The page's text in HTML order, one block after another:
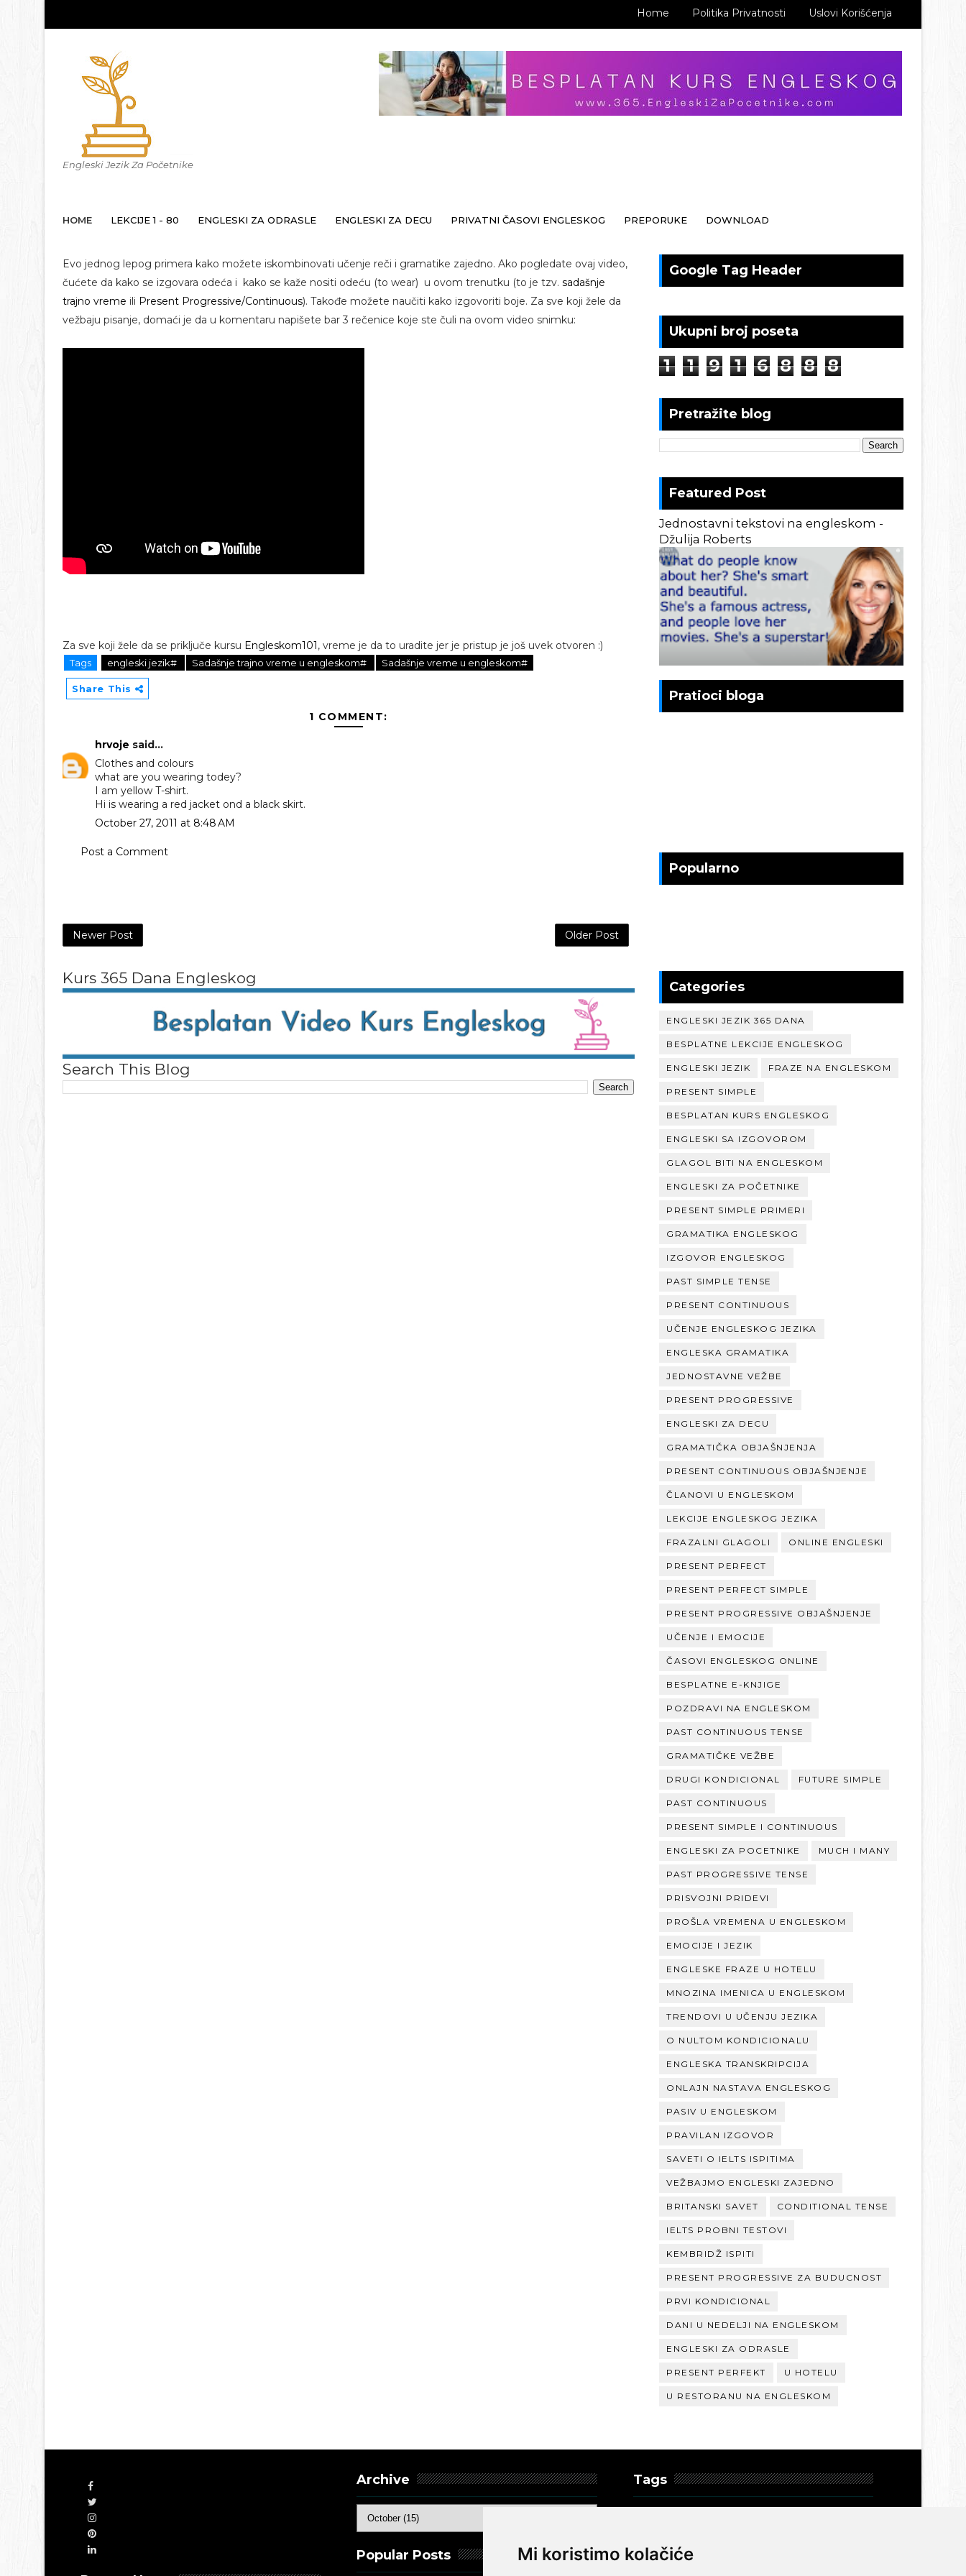
Mi koristimo kolačiće
Home Politika Privatnosti Uslovi Korišćenja
Engleski Jezik Za Početnike
HOME LEKCIJE 1 - 80 ENGLESKI ZA ODRASLE ENGLESKI ZA DECU PRIVATNI ČASOVI ENGLESKOG PREPORUKE DOWNLOAD
Evo jednog lepog primera kako možete iskombinovati učenje reči i gramatike zajedno. Ako pogledate ovaj video,
čućete da kako se izgovara odeća i kako se kaže nositi odeću (to wear) u ovom trenutku (to je tzv. sadašnje
trajno vreme ili Present Progressive/Continuous). Takođe možete naučiti kako izgovoriti boje. Za sve koji žele da
vežbaju pisanje, domaći je da u komentaru napišete bar 3 rečenice koje ste čuli na ovom video snimku:
Za sve koji žele da se priključe kursu Engleskom101, vreme je da to uradite jer je pristup je još uvek otvoren :)
Tags engleski jezik# Sadašnje trajno vreme u engleskom# Sadašnje vreme u engleskom#
Share This
1 COMMENT:
hrvoje said...
Clothes and colours
what are you wearing todey?
I am yellow T-shirt.
Hi is wearing a red jacket ond a black skirt.
October 27, 2011 at 8:48 AM
Post a Comment
Newer Post Older Post
Kurs 365 Dana Engleskog
Search This Blog
Google Tag Header
Ukupni broj poseta
1 1 9 1 6 8 8 8
Pretražite blog
Featured Post
Jednostavni tekstovi na engleskom -
Džulija Roberts
Pratioci bloga
Popularno
Categories
ENGLESKI JEZIK 365 DANA
BESPLATNE LEKCIJE ENGLESKOG
ENGLESKI JEZIK FRAZE NA ENGLESKOM
PRESENT SIMPLE
BESPLATAN KURS ENGLESKOG
ENGLESKI SA IZGOVOROM
GLAGOL BITI NA ENGLESKOM
ENGLESKI ZA POČETNIKE
PRESENT SIMPLE PRIMERI
GRAMATIKA ENGLESKOG
IZGOVOR ENGLESKOG
PAST SIMPLE TENSE
PRESENT CONTINUOUS
UČENJE ENGLESKOG JEZIKA
ENGLESKA GRAMATIKA
JEDNOSTAVNE VEŽBE
PRESENT PROGRESSIVE
ENGLESKI ZA DECU
GRAMATIČKA OBJAŠNJENJA
PRESENT CONTINUOUS OBJAŠNJENJE
ČLANOVI U ENGLESKOM
LEKCIJE ENGLESKOG JEZIKA
FRAZALNI GLAGOLI ONLINE ENGLESKI
PRESENT PERFECT
PRESENT PERFECT SIMPLE
PRESENT PROGRESSIVE OBJAŠNJENJE
UČENJE I EMOCIJE
ČASOVI ENGLESKOG ONLINE
BESPLATNE E-KNJIGE
POZDRAVI NA ENGLESKOM
PAST CONTINUOUS TENSE
GRAMATIČKE VEŽBE
DRUGI KONDICIONAL FUTURE SIMPLE
PAST CONTINUOUS
PRESENT SIMPLE I CONTINUOUS
ENGLESKI ZA POCETNIKE MUCH I MANY
PAST PROGRESSIVE TENSE
PRISVOJNI PRIDEVI
PROŠLA VREMENA U ENGLESKOM
EMOCIJE I JEZIK
ENGLESKE FRAZE U HOTELU
MNOZINA IMENICA U ENGLESKOM
TRENDOVI U UČENJU JEZIKA
O NULTOM KONDICIONALU
ENGLESKA TRANSKRIPCIJA
ONLAJN NASTAVA ENGLESKOG
PASIV U ENGLESKOM
PRAVILAN IZGOVOR
SAVETI O IELTS ISPITIMA
VEŽBAJMO ENGLESKI ZAJEDNO
BRITANSKI SAVET CONDITIONAL TENSE
IELTS PROBNI TESTOVI
KEMBRIDŽ ISPITI
PRESENT PROGRESSIVE ZA BUDUCNOST
PRVI KONDICIONAL
DANI U NEDELJI NA ENGLESKOM
ENGLESKI ZA ODRASLE
PRESENT PERFEKT U HOTELU
U RESTORANU NA ENGLESKOM
Archive
Popular Posts
Tags
engleskom?